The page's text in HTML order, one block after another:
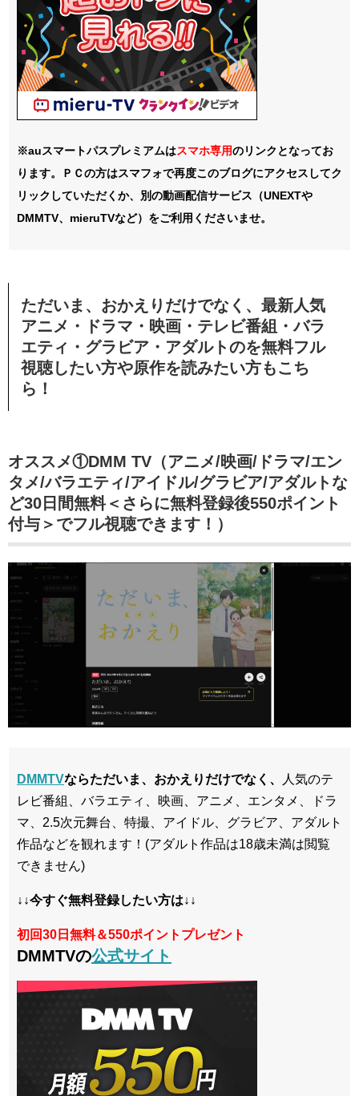
※auスマートパスプレミアムはスマホ専用のリンクとなってお
ります。ＰＣの方はスマフォで再度このブログにアクセスしてク
リックしていただくか、別の動画配信サービス（UNEXTや
DMMTV、mieruTVなど）をご利用くださいませ。
ただいま、おかえりだけでなく、最新人気
アニメ・ドラマ・映画・テレビ番組・バラ
エティ・グラビア・アダルトのを無料フル
視聴したい方や原作を読みたい方もこち
ら！
オススメ①DMM TV（アニメ/映画/ドラマ/エン
タメ/バラエティ/アイドル/グラビア/アダルトな
ど30日間無料＜さらに無料登録後550ポイント
付与＞でフル視聴できます！）
DMMTVならただいま、おかえりだけでなく、
人気のテ
レビ番組、バラエティ、映画、アニメ、エンタメ、ドラ
マ、2.5次元舞台、特撮、アイドル、グラビア、アダルト
作品などを観れます！(アダルト作品は18歳未満は閲覧
できません)
↓↓今すぐ無料登録したい方は↓↓
初回30日無料＆550ポイントプレゼント
DMMTVの公式サイト